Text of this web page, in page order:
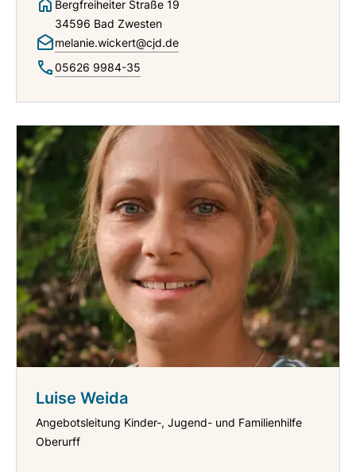
Bergfreiheiter Straße 19
34596 Bad Zwesten
melanie.wickert@cjd.de
05626 9984-35
Luise Weida
Angebotsleitung Kinder-, Jugend- und Familienhilfe
Oberurff